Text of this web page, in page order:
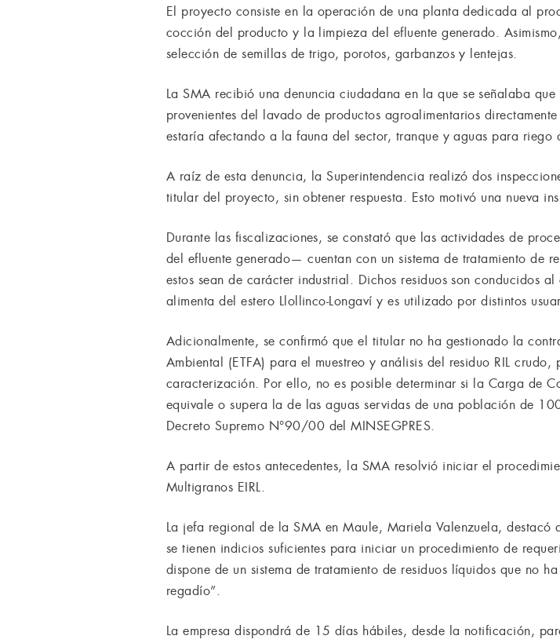
El proyecto consiste en la operación de una planta dedicada al
cocción del producto y la limpieza del efluente generado.
selección de semillas de trigo, porotos, garbanzos y lentejas.
La SMA recibió una denuncia ciudadana en la que se señalaba
provenientes del lavado de productos agroalimentarios
estaría afectando a la fauna del sector, tranque y aguas para riego
A raíz de esta denuncia, la Superintendencia realizó dos
titular del proyecto, sin obtener respuesta. Esto motivó una nueva
Durante las fiscalizaciones, se constató que las actividades de
del efluente generado— cuentan con un sistema de tratamiento de
estos sean de carácter industrial. Dichos residuos son conducidos
alimenta del estero Llollinco-Longaví y es utilizado por distintos
Adicionalmente, se confirmó que el titular no ha gestionado la
Ambiental (ETFA) para el muestreo y análisis del residuo RIL
caracterización. Por ello, no es posible determinar si la Carga de
equivale o supera la de las aguas servidas de una población de
Decreto Supremo N°90/00 del MINSEGPRES.
A partir de estos antecedentes, la SMA resolvió iniciar el
Multigranos EIRL.
La jefa regional de la SMA en Maule, Mariela Valenzuela,
se tienen indicios suficientes para iniciar un procedimiento de
dispone de un sistema de tratamiento de residuos líquidos que no
regadío”.
La empresa dispondrá de 15 días hábiles, desde la notificación,